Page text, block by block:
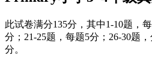
此试卷满分135分，其中1-10题，
分；21-25题，每题5分；26-30题
分。